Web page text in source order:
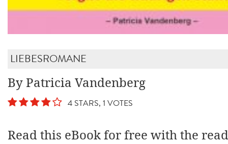
LIEBESROMANE
By Patricia Vandenberg
4 STARS, 1 VOTES
Read this eBook for free with the